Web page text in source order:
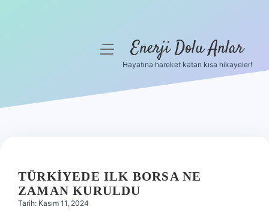
Hakkımızda
menüyüEnerji Dolu Anlar
Hayatına hareket katan kısa hikayeler!
TÜRKIYEDE ILK BORSA NE
ZAMAN KURULDU
Tarih: Kasım 11, 2024